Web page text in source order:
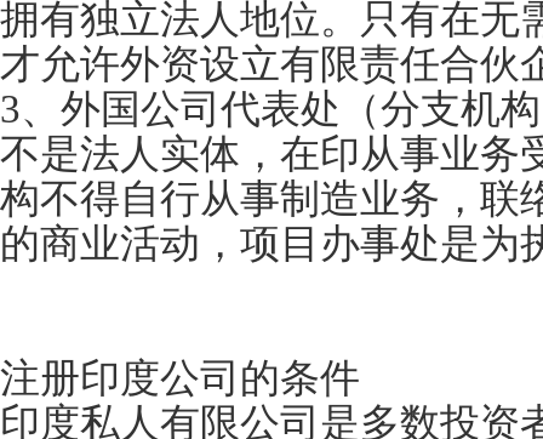
拥有独立法人地位。只有在无
才允许外资设立有限责任合伙
3、外国公司代表处（分支机
不是法人实体，在印从事业务
构不得自行从事制造业务，联
的商业活动，项目办事处是为
注册印度公司的条件
印度私人有限公司是多数投资